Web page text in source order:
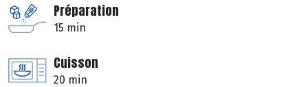
Préparation
15 min
Cuisson
20 min